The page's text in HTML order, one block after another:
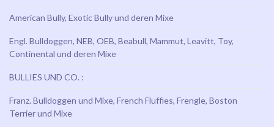
American Bully, Exotic Bully und deren Mixe
Engl. Bulldoggen, NEB, OEB, Beabull, Mammut, Leavitt, Toy,
Continental und deren Mixe
BULLIES UND CO. :
Franz. Bulldoggen und Mixe, French Fluffies, Frengle, Boston
Terrier und Mixe